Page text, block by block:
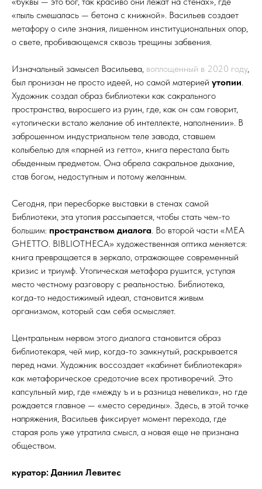
«пыль смешалась — бетона с книжной». Васильев создает
метафору о силе знания, лишенном институциональных опор,
о свете, пробивающемся сквозь трещины забвения.
Изначальный замысел Васильева, воплощенный в 2020 году,
был пронизан не просто идеей, но самой материей утопии.
Художник создал образ библиотеки как сакрального
пространства, выросшего из руин, где, как он сам говорит,
«утопически встало желание об интеллекте, наполнении». В
заброшенном индустриальном теле завода, ставшем
колыбелью для «парней из гетто», книга перестала быть
обыденным предметом. Она обрела сакральное дыхание,
став богом, недоступным и потому желанным.
Сегодня, при пересборке выставки в стенах самой
Библиотеки, эта утопия рассыпается, чтобы стать чем-то
большим: пространством диалога. Во второй части «MEA
GHETTO. BIBLIOTHECA» художественная оптика меняется:
книга превращается в зеркало, отражающее современный
кризис и триумф. Утопическая метафора рушится, уступая
место честному разговору с реальностью. Библиотека,
когда-то недостижимый идеал, становится живым
организмом, который сам себя осмысляет.
Центральным нервом этого диалога становится образ
библиотекаря, чей мир, когда-то замкнутый, раскрывается
перед нами. Художник воссоздает «кабинет библиотекаря»
как метафорическое средоточие всех противоречий. Это
капсульный мир, где «между ъ и ь разница невелика», но где
рождается главное — «место середины». Здесь, в этой точке
напряжения, Васильев фиксирует момент перехода, где
старая роль уже утратила смысл, а новая еще не признана
обществом.
куратор: Даниил Левитес